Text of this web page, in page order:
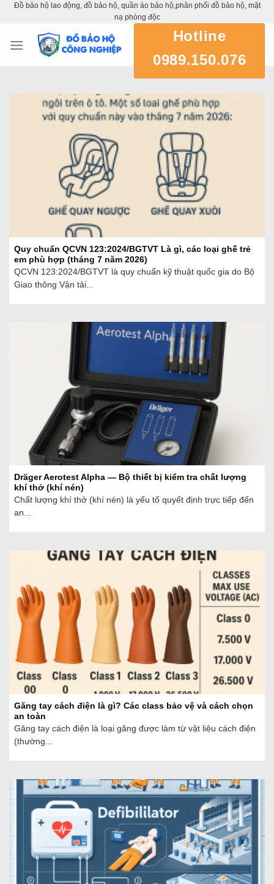
SkipĐồ bảo hộ lao động, đồ bảo hộ, quần áo bảo hộ,phân phối đồ bảo hộ, mặt
nạ phòng độc
Hotline
0989.150.076
Quy chuẩn QCVN 123:2024/BGTVT Là gì, các loại ghế trẻ
em phù hợp (tháng 7 năm 2026)
QCVN 123:2024/BGTVT là quy chuẩn kỹ thuật quốc gia do Bộ
Giao thông Vận tải...
Dräger Aerotest Alpha — Bộ thiết bị kiểm tra chất lượng
khí thở (khí nén)
Chất lượng khí thở (khí nén) là yếu tố quyết định trực tiếp đến
an...
Găng tay cách điện là gì? Các class bảo vệ và cách chọn
an toàn
Găng tay cách điện là loại găng được làm từ vật liệu cách điện
(thường...